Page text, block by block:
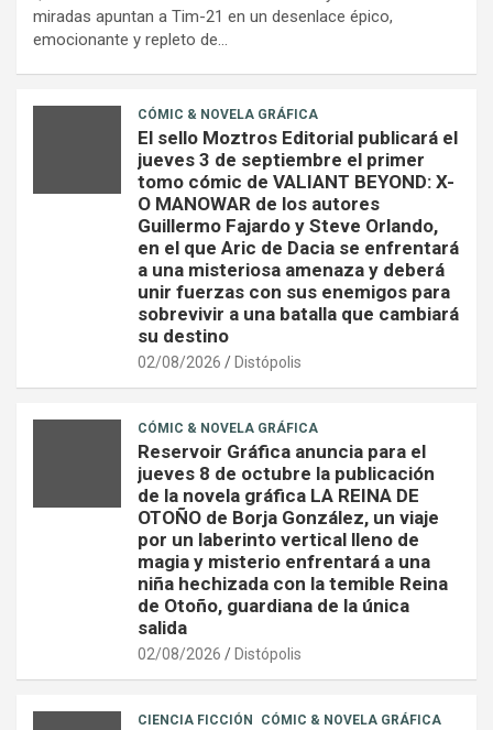
miradas apuntan a Tim-21 en un desenlace épico,
emocionante y repleto de…
CÓMIC & NOVELA GRÁFICA
El sello Moztros Editorial publicará el
jueves 3 de septiembre el primer
tomo cómic de VALIANT BEYOND: X-
O MANOWAR de los autores
Guillermo Fajardo y Steve Orlando,
en el que Aric de Dacia se enfrentará
a una misteriosa amenaza y deberá
unir fuerzas con sus enemigos para
sobrevivir a una batalla que cambiará
su destino
02/08/2026 Distópolis
CÓMIC & NOVELA GRÁFICA
Reservoir Gráfica anuncia para el
jueves 8 de octubre la publicación
de la novela gráfica LA REINA DE
OTOÑO de Borja González, un viaje
por un laberinto vertical lleno de
magia y misterio enfrentará a una
niña hechizada con la temible Reina
de Otoño, guardiana de la única
salida
02/08/2026 Distópolis
CIENCIA FICCIÓN CÓMIC & NOVELA GRÁFICA